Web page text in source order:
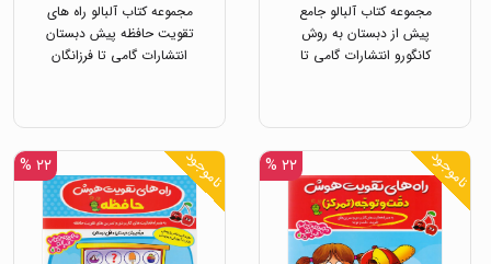
مجموعه کتاب آلبالو جامع
پیش از دبستان به روش
کانگورو انتشارات گامی تا
مجموعه کتاب آلبالو راه های
تقویت حافظه پیش دبستان
انتشارات گامی تا فرزانگان
ناموجود ۲۲ % ناموجود ۲۲ %